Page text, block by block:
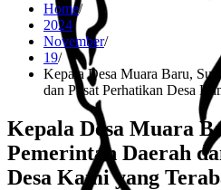
Home
2024
November
19
Kepala Desa Muara Baru,
dan Pusat Perhatikan Desa
Kepala Desa Muara
Pemerintah Daerah
Desa Kami yang